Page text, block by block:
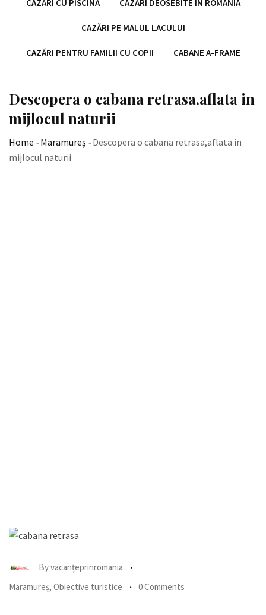
CAZĂRI CU PISCINĂ CAZĂRI DEOSEBITE ÎN ROMÂNIA
CAZĂRI PE MALUL LACULUI
CAZĂRI PENTRU FAMILII CU COPII CABANE A-FRAME
Descopera o cabana retrasa,aflata in
mijlocul naturii
Home -Maramureș -Descopera o cabana retrasa,aflata in
mijlocul naturii
Byvacanțeprinromania
Maramureș, Obiective turistice 0 Comments